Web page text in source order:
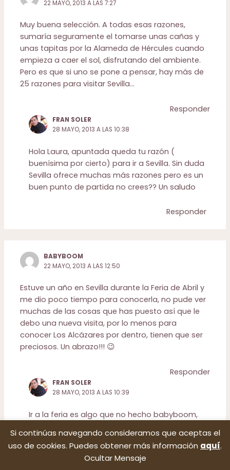
22 MAYO, 2013 A LAS 7:27
Muy buena selección. A todas esas razones,
sumaría seguramente el tomarse unas cañas y
unas tapitas por la Alameda de Hércules cuando
empieza a caer el sol, disfrutando del ambiente.
Pero es que si uno se pone a pensar, hay más de
25 razones para visitar Sevilla…
Responder
FRAN SOLER
28 MAYO, 2013 A LAS 10:38
Hola Laura, apuntada queda tu razón (
buenísima por cierto) para ir a Sevilla. Sin duda
Sevilla ofrece muchas más razones pero es un
buen punto de partida no crees?? Un saludo
Responder
BABYBOOM
22 MAYO, 2013 A LAS 12:50
Estuve un año en Sevilla durante la Feria de Abril y
me dio poco tiempo para conocerla, no pude ver
muchas de las cosas que has puesto así que le
debo una nueva visita, por lo menos para
conocer Los Alcázares por dentro, tienen que ser
preciosos. Un abrazo!!! 😉
Responder
FRAN SOLER
28 MAYO, 2013 A LAS 10:39
Ir a la feria es algo que no hecho babyboom,
poco agobiante… Tienes que volver al menos
un fin de semana para disfrutar la ciudad!! Un
Si continúas navegando consideramos que aceptas el
uso de cookies. Puedes obtener más información aquí.
Ocultar Mensaje